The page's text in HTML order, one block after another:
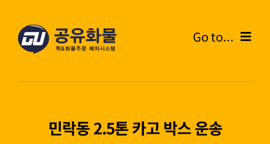
Go to...
민락동 2.5톤 카고 박스 운송